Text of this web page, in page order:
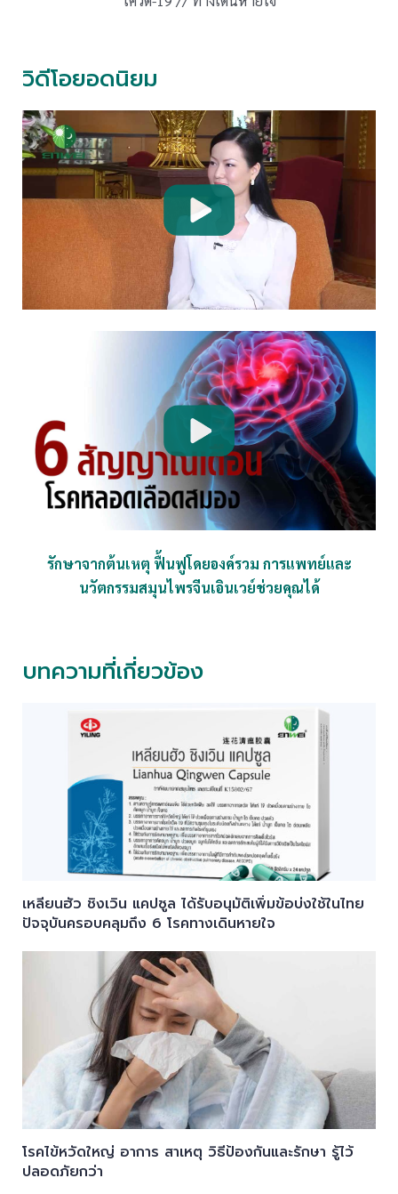
วิดีโอยอดนิยม
รักษาจากต้นเหตุ ฟื้นฟูโดยองค์รวม การแพทย์และ
นวัตกรรมสมุนไพรจีนเอินเวย์ช่วยคุณได้
บทความที่เกี่ยวข้อง
เหลียนฮัว ชิงเวิน แคปซูล ได้รับอนุมัติเพิ่มข้อบ่งใช้ในไทย
ปัจจุบันครอบคลุมถึง 6 โรคทางเดินหายใจ
โรคไข้หวัดใหญ่ อาการ สาเหตุ วิธีป้องกันและรักษา รู้ไว้
ปลอดภัยกว่า